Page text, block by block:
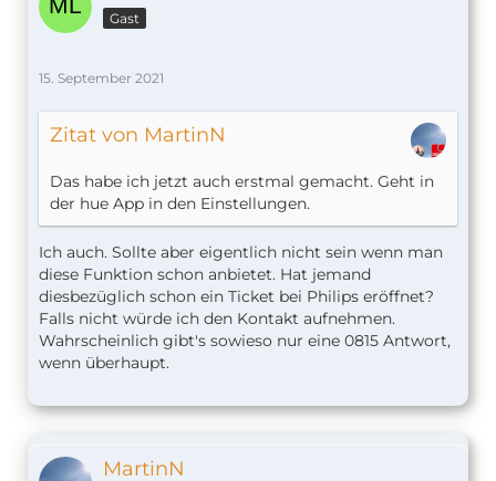
Gast
15. September 2021
Zitat von MartinN
Das habe ich jetzt auch erstmal gemacht. Geht in
der hue App in den Einstellungen.
Ich auch. Sollte aber eigentlich nicht sein wenn man
diese Funktion schon anbietet. Hat jemand
diesbezüglich schon ein Ticket bei Philips eröffnet?
Falls nicht würde ich den Kontakt aufnehmen.
Wahrscheinlich gibt's sowieso nur eine 0815 Antwort,
wenn überhaupt.
MartinN